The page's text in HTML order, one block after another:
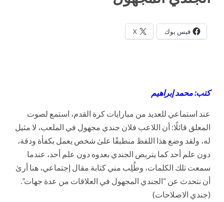
فيس بوك X
كتب: محمد إبراهيم
عند استماعي للعديد من مبارايات كرة القدم، استمع لصوت
المعلق قائلًا: أن اللاعب فلان جندي مجهول في الملعب، لا مثيل
له، ولقد وضع هذا اللفظ منطبقًا علىٰ شخص يعمل بكفأة ودقة،
دون علم أحد كما يتربص الجندي بعدوه دون علم أحد، عندما
سمعت تلك الكلمات، وطُلِب مني كتابة مقال إجتماعي، هنا أرىٰ
أن نتحدث عن “الجندي المجهول في العلاقات من عدة جهات”.
(جندي الاصلاحات)